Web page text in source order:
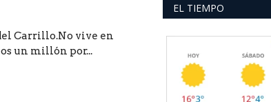
Carrillo.No vive en
un millón por...
EL TIEMPO